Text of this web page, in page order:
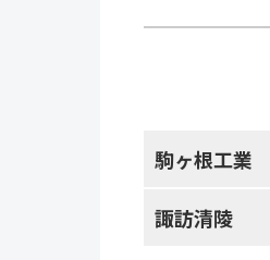
駒ヶ根工業
諏訪清陵